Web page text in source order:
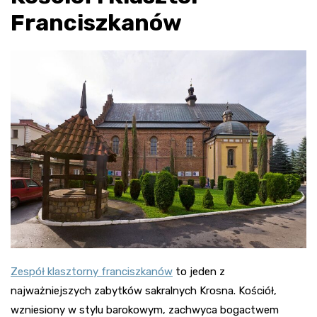
Franciszkanów
Zespół klasztorny franciszkanów to jeden z
najważniejszych zabytków sakralnych Krosna. Kościół,
wzniesiony w stylu barokowym, zachwyca bogactwem